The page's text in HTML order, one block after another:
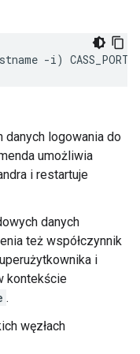
-i)
danych logowania do
umożliwia
i restartuje
danych
też współczynnik
i
kontekście
.
węzłach